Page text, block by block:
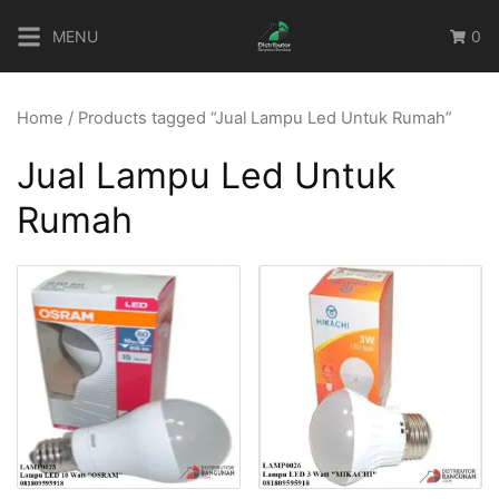
content
MENU 0
Home / Products tagged “Jual Lampu Led Untuk Rumah”
Jual Lampu Led Untuk
Rumah